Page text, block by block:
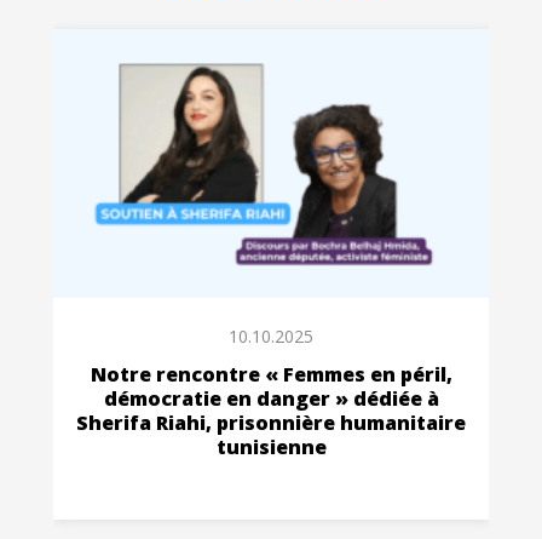
10.10.2025
Notre rencontre « Femmes en péril,
démocratie en danger » dédiée à
Sherifa Riahi, prisonnière humanitaire
tunisienne